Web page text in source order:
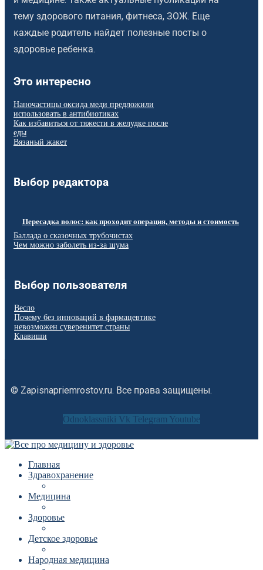
тему здорового питания, фитнеса, ЗОЖ. Еще
каждые родитель найдет полезные посты о
здоровье ребенка.
Это интересно
Наночастицы оксида меди предложили
использовать в антибиотиках
Как избавиться от тяжести в желудке после
еды
Вязаный жакет
Выбор редактора
Пересадка волос: как проходит операция, методы и стоимость
Баллада о сказочных трубочистах
Чем можно заболеть из-за шума
Выбор пользователя
Весло
Почему без инноваций в фармацевтике
невозможен суверенитет страны
Клавиши
© Zapisnapriemrostov.ru. Все права защищены.
Odnoklassniki Vk Telegram Youtube
Главная
Здравохранение
Медицина
Здоровье
Детское здоровье
Народная медицина